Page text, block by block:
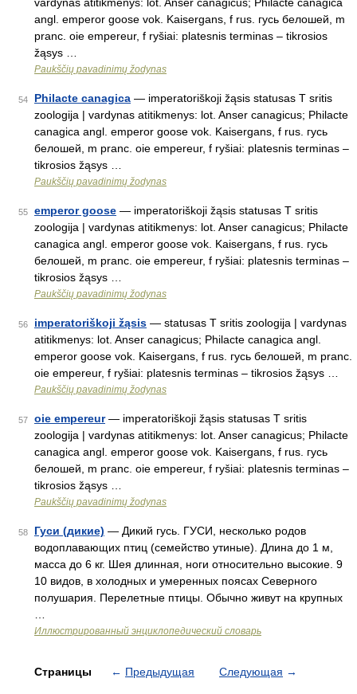
angl. emperor goose vok. Kaisergans, f rus. гусь белошей, m
pranc. oie empereur, f ryšiai: platesnis terminas – tikrosios
žąsys …
Paukščių pavadinimų žodynas
54 Philacte canagica — imperatoriškoji žąsis statusas T sritis
zoologija | vardynas atitikmenys: lot. Anser canagicus; Philacte
canagica angl. emperor goose vok. Kaisergans, f rus. гусь
белошей, m pranc. oie empereur, f ryšiai: platesnis terminas –
tikrosios žąsys …
Paukščių pavadinimų žodynas
55 emperor goose — imperatoriškoji žąsis statusas T sritis
zoologija | vardynas atitikmenys: lot. Anser canagicus; Philacte
canagica angl. emperor goose vok. Kaisergans, f rus. гусь
белошей, m pranc. oie empereur, f ryšiai: platesnis terminas –
tikrosios žąsys …
Paukščių pavadinimų žodynas
56 imperatoriškoji žąsis — statusas T sritis zoologija | vardynas
atitikmenys: lot. Anser canagicus; Philacte canagica angl.
emperor goose vok. Kaisergans, f rus. гусь белошей, m pranc.
oie empereur, f ryšiai: platesnis terminas – tikrosios žąsys …
Paukščių pavadinimų žodynas
57 oie empereur— imperatoriškoji žąsis statusas T sritis
zoologija | vardynas atitikmenys: lot. Anser canagicus; Philacte
canagica angl. emperor goose vok. Kaisergans, f rus. гусь
белошей, m pranc. oie empereur, f ryšiai: platesnis terminas –
tikrosios žąsys …
Paukščių pavadinimų žodynas
58 Гуси (дикие) — Дикий гусь. ГУСИ, несколько родов
водоплавающих птиц (семейство утиные). Длина до 1 м,
масса до 6 кг. Шея длинная, ноги относительно высокие. 9
10 видов, в холодных и умеренных поясах Северного
полушария. Перелетные птицы. Обычно живут на крупных
Иллюстрированный энциклопедический словарь
Страницы ← Предыдущая Следующая →